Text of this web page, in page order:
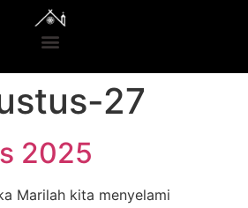
27
2025
Marilah kita menyelami